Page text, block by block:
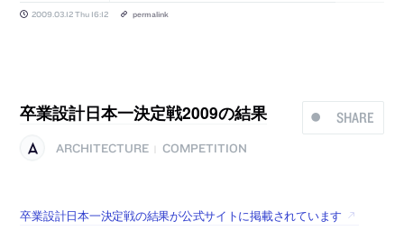
2009.03.12 Thu 16:12 permalink
SHARE
卒業設計日本一決定戦2009の結果
ARCHITECTURE COMPETITION
卒業設計日本一決定戦の結果が公式サイトに掲載されています